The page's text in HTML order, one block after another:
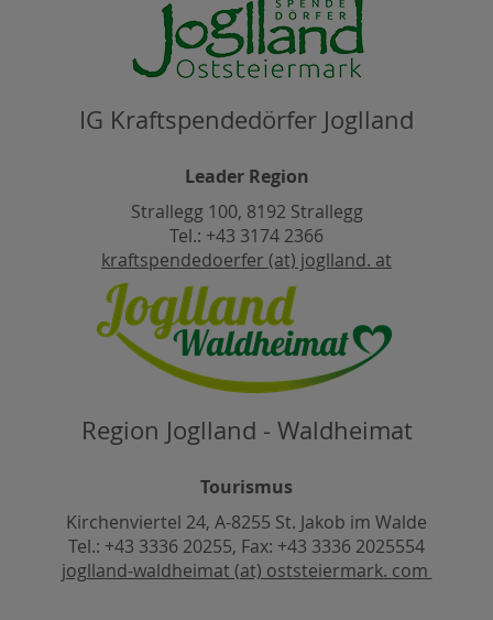
IG Kraftspendedörfer Joglland
Leader Region
Strallegg 100, 8192 Strallegg
Tel.: +43 3174 2366
kraftspendedoerfer (at) joglland. at
Region Joglland - Waldheimat
Tourismus
Kirchenviertel 24, A-8255 St. Jakob im Walde
Tel.: +43 3336 20255, Fax: +43 3336 2025554
joglland-waldheimat (at) oststeiermark. com